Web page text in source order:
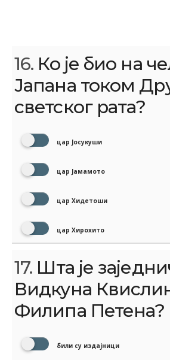
16. Ко је био на
Јапана током
светског рата?
цар Јосукуши
цар Јамамото
цар Хидетоши
цар Хирохито
17. Шта је
Видкуна
Филипа Петена?
били су издајници